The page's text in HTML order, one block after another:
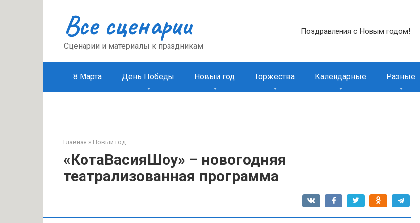
Все сценарии
Сценарии и материалы к праздникам
Поздравления с Новым годом!
8 Марта День Победы Новый год Торжества Календарные Разные
Главная » Новый год
«КотаВасияШоу» – новогодняя
театрализованная программа